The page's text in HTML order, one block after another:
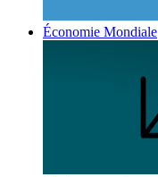
Économie Mondiale